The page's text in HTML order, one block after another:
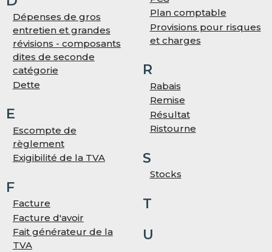
Dépenses de gros
entretien et grandes
révisions - composants
dites de seconde
catégorie
Dette
E
Escompte de
règlement
Exigibilité de la TVA
F
Facture
Facture d'avoir
Fait générateur de la
TVA
Plan comptable
Provisions pour risques
et charges
R
Rabais
Remise
Résultat
Ristourne
S
Stocks
T
U